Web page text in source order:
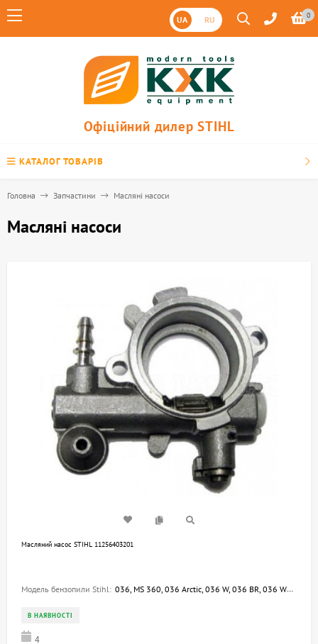
UA RU 0
Офіційний дилер STIHL
КАТАЛОГ ТОВАРІВ
Головна Запчастини Масляні насоси
Масляні насоси
Mасляний насос STIHL 11256403201
Модель бензопили Stihl: 036, MS 360, 036 Arctic, 036 W, 036 BR, 036 WVH, 034, 034 S
В НАЯВНОСТІ
4